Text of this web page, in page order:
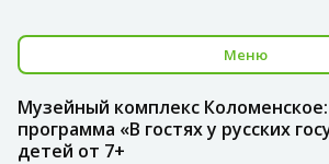
Меню
Музейный комплекс
программа «В гостях у русских
детей от 7+